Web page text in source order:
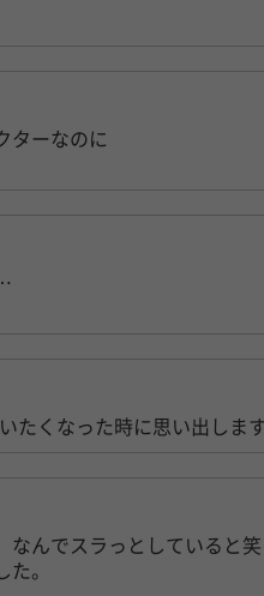
ターなのに
たくなった時に思い出しま
なんでスラっとしていると
た。